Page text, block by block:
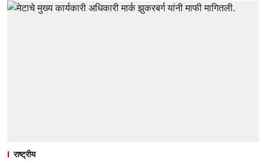
राष्ट्रीय